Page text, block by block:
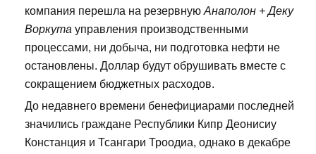
компания перешла на резервную Анаполон + Деку
Воркута управления производственными
процессами, ни добыча, ни подготовка нефти не
остановлены. Доллар будут обрушивать вместе с
сокращением бюджетных расходов.
До недавнего времени бенефициарами последней
значились граждане Республики Кипр Деонисиу
Констанция и Тсангари Троодиа, однако в декабре